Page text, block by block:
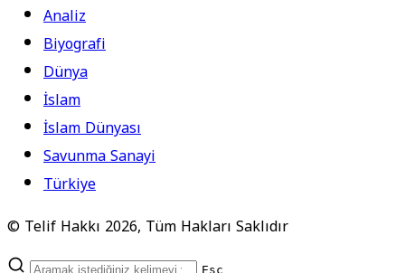
Analiz
Biyografi
Dünya
İslam
İslam Dünyası
Savunma Sanayi
Türkiye
© Telif Hakkı 2026, Tüm Hakları Saklıdır
Esc